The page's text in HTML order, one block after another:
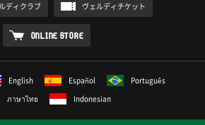
ディクラブ ヴェルディチケット
ONLINE STORE
English Español
Português
ภาษาไทย
Indonesian